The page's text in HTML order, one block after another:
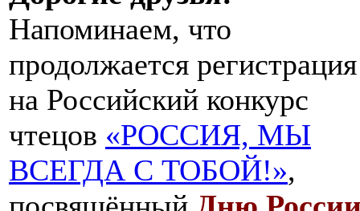
Напоминаем, что
продолжается регистрация
на Российский конкурс
чтецов «РОССИЯ, МЫ
ВСЕГДА С ТОБОЙ!»,